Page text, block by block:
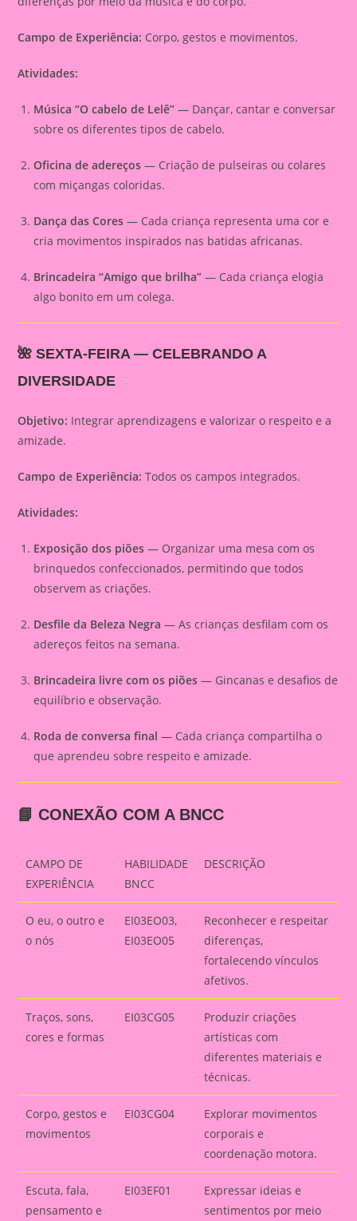
Campo de Experiência: Corpo, gestos e movimentos.
Atividades:
Música “O cabelo de Lelê” — Dançar, cantar e conversar
sobre os diferentes tipos de cabelo.
Oficina de adereços — Criação de pulseiras ou colares
com miçangas coloridas.
Dança das Cores — Cada criança representa uma cor e
cria movimentos inspirados nas batidas africanas.
Brincadeira “Amigo que brilha” — Cada criança elogia
algo bonito em um colega.
🌺SEXTA-FEIRA — CELEBRANDO A
DIVERSIDADE
Objetivo: Integrar aprendizagens e valorizar o respeito e a
amizade.
Campo de Experiência: Todos os campos integrados.
Atividades:
Exposição dos piões — Organizar uma mesa com os
brinquedos confeccionados, permitindo que todos
observem as criações.
Desfile da Beleza Negra — As crianças desfilam com os
adereços feitos na semana.
Brincadeira livre com os piões — Gincanas e desafios de
equilíbrio e observação.
Roda de conversa final — Cada criança compartilha o
que aprendeu sobre respeito e amizade.
📘 CONEXÃO COM A BNCC
CAMPO DE
EXPERIÊNCIA
HABILIDADE
BNCC
DESCRIÇÃO
O eu, o outro e
o nós
EI03EO03,
EI03EO05
Reconhecer e respeitar
diferenças,
fortalecendo vínculos
afetivos.
Traços, sons,
cores e formas
EI03CG05
Produzir criações
artísticas com
diferentes materiais e
técnicas.
Corpo, gestos e
movimentos
EI03CG04
Explorar movimentos
corporais e
coordenação motora.
Escuta, fala,
pensamento e
EI03EF01
Expressar ideias e
sentimentos por meio